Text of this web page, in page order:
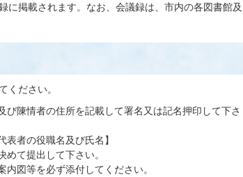
に掲載されます。なお、会議録は、市内の各図書館及
ください。
陳情者の住所を記載して署名又は記名押印して下さ
表者の役職名及び氏名】
て提出して下さい。
図等を必ず添付してください。